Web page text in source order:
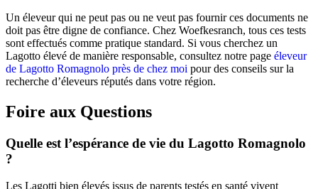
Un éleveur qui ne peut pas ou ne veut pas fournir ces documents ne
doit pas être digne de confiance. Chez Woefkesranch, tous ces tests
sont effectués comme pratique standard. Si vous cherchez un
Lagotto élevé de manière responsable, consultez notre page éleveur
de Lagotto Romagnolo près de chez moi pour des conseils sur la
recherche d’éleveurs réputés dans votre région.
Foire aux Questions
Quelle est l’espérance de vie du Lagotto Romagnolo
?
Les Lagotti bien élevés issus de parents testés en santé vivent